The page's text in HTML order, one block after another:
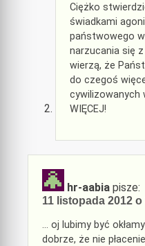
Ciężko
świadkami
państwowego
narzucania się
wierzą, że
do czegoś
cywilizowanych
WIĘCEJ!
hr-aabia pisze:
11 listopada 2012 o
… oj lubimy być
dobrze, że nie